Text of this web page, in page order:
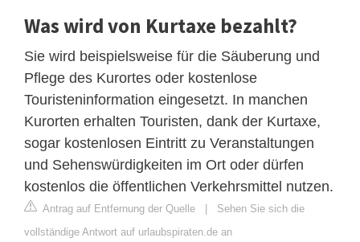
Was wird von Kurtaxe bezahlt?
Sie wird beispielsweise für die Säuberung und
Pflege des Kurortes oder kostenlose
Touristeninformation eingesetzt. In manchen
Kurorten erhalten Touristen, dank der Kurtaxe,
sogar kostenlosen Eintritt zu Veranstaltungen
und Sehenswürdigkeiten im Ort oder dürfen
kostenlos die öffentlichen Verkehrsmittel nutzen.
Antrag auf Entfernung der Quelle | Sehen Sie sich die
vollständige Antwort auf urlaubspiraten.de an